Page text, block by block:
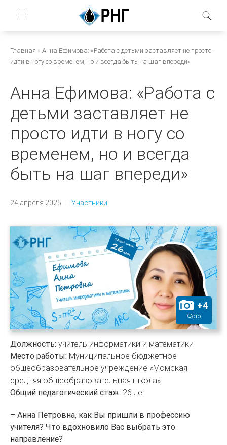
основному
Строка
Главная
Анна Ефимова: «Работа с детьми заставляет не просто
идти в ногу со временем, но и всегда быть на шаг впереди»
Анна Ефимова: «Работа с
детьми заставляет не
просто идти в ногу со
временем, но и всегда
быть на шаг впереди»
24 апреля 2025 Участники
+4
Фото
Должность: учитель информатики и математики
Место работы: Муниципальное бюджетное
общеобразовательное учреждение «Момская
средняя общеобразовательная школа»
Общий педагогический стаж: 26 лет
– Анна Петровна, как Вы пришли в профессию
учителя? Что вдохновило Вас выбрать это
направление?